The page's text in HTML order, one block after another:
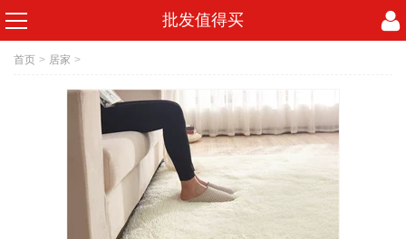
批发值得买
首页 > 居家 >